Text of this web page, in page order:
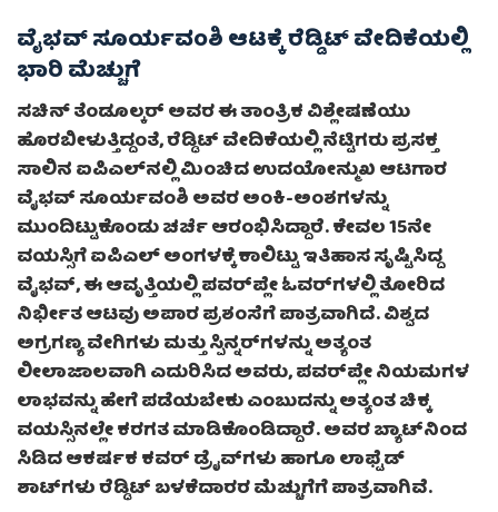
ವೈಭವ್ ಸೂರ್ಯವಂಶಿ ಆಟಕ್ಕೆ ರೆಡ್ಡಿಟ್ ವೇದಿಕೆಯಲ್ಲಿ
ಭಾರಿ ಮೆಚ್ಚುಗೆ
ಸಚಿನ್ ತೆಂಡೂಲ್ಕರ್ ಅವರ ಈ ತಾಂತ್ರಿಕ ವಿಶ್ಲೇಷಣೆಯು
ಹೊರಬೀಳುತ್ತಿದ್ದಂತೆ, ರೆಡ್ಡಿಟ್ ವೇದಿಕೆಯಲ್ಲಿ ನೆಟ್ಟಿಗರು ಪ್ರಸಕ್ತ
ಸಾಲಿನ ಐಪಿಎಲ್‌ನಲ್ಲಿ ಮಿಂಚಿದ ಉದಯೋನ್ಮುಖ ಆಟಗಾರ
ವೈಭವ್ ಸೂರ್ಯವಂಶಿ ಅವರ ಅಂಕಿ-ಅಂಶಗಳನ್ನು
ಮುಂದಿಟ್ಟುಕೊಂಡು ಚರ್ಚೆ ಆರಂಭಿಸಿದ್ದಾರೆ. ಕೇವಲ 15ನೇ
ವಯಸ್ಸಿಗೆ ಐಪಿಎಲ್ ಅಂಗಳಕ್ಕೆ ಕಾಲಿಟ್ಟು ಇತಿಹಾಸ ಸೃಷ್ಟಿಸಿದ್ದ
ವೈಭವ್, ಈ ಆವೃತ್ತಿಯಲ್ಲಿ ಪವರ್‌ಪ್ಲೇ ಓವರ್‌ಗಳಲ್ಲಿ ತೋರಿದ
ನಿರ್ಭೀತ ಆಟವು ಅಪಾರ ಪ್ರಶಂಸೆಗೆ ಪಾತ್ರವಾಗಿದೆ. ವಿಶ್ವದ
ಅಗ್ರಗಣ್ಯ ವೇಗಿಗಳು ಮತ್ತು ಸ್ಪಿನ್ನರ್‌ಗಳನ್ನು ಅತ್ಯಂತ
ಲೀಲಾಜಾಲವಾಗಿ ಎದುರಿಸಿದ ಅವರು, ಪವರ್‌ಪ್ಲೇ ನಿಯಮಗಳ
ಲಾಭವನ್ನು ಹೇಗೆ ಪಡೆಯಬೇಕು ಎಂಬುದನ್ನು ಅತ್ಯಂತ ಚಿಕ್ಕ
ವಯಸ್ಸಿನಲ್ಲೇ ಕರಗತ ಮಾಡಿಕೊಂಡಿದ್ದಾರೆ. ಅವರ ಬ್ಯಾಟ್‌ನಿಂದ
ಸಿಡಿದ ಆಕರ್ಷಕ ಕವರ್ ಡ್ರೈವ್‌ಗಳು ಹಾಗೂ ಲಾಫ್ಟೆಡ್
ಶಾಟ್‌ಗಳು ರೆಡ್ಡಿಟ್ ಬಳಕೆದಾರರ ಮೆಚ್ಚುಗೆಗೆ ಪಾತ್ರವಾಗಿವೆ.